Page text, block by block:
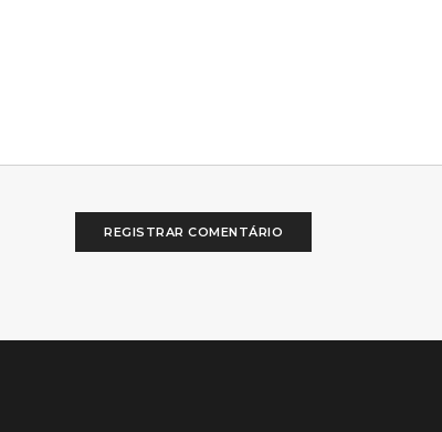
REGISTRAR COMENTÁRIO